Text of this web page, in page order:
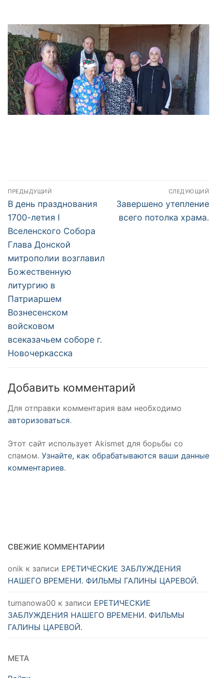
Навигация
по
записям
ПРЕДЫДУЩИЙ
Предыдущая
запись:
В день празднования
1700-летия I
Вселенского Собора
Глава Донской
митрополии возглавил
Божественную
литургию в
Патриаршем
Вознесенском
войсковом
всеказачьем соборе г.
Новочеркасска
СЛЕДУЮЩИЙ
Следующая
запись:
Завершено утепление
всего потолка храма.
Добавить комментарий
Для отправки комментария вам необходимо
авторизоваться.
Этот сайт использует Akismet для борьбы со
спамом. Узнайте, как обрабатываются ваши данные
комментариев.
СВЕЖИЕ КОММЕНТАРИИ
onik к записи ЕРЕТИЧЕСКИЕ ЗАБЛУЖДЕНИЯ
НАШЕГО ВРЕМЕНИ. ФИЛЬМЫ ГАЛИНЫ ЦАРЕВОЙ.
tumanowa00 к записи ЕРЕТИЧЕСКИЕ
ЗАБЛУЖДЕНИЯ НАШЕГО ВРЕМЕНИ. ФИЛЬМЫ
ГАЛИНЫ ЦАРЕВОЙ.
МЕТА